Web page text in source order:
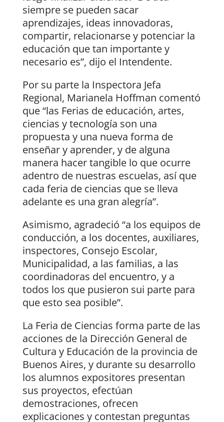
siempre se pueden sacar
aprendizajes, ideas innovadoras,
compartir, relacionarse y potenciar la
educación que tan importante y
necesario es”, dijo el Intendente.
Por su parte la Inspectora Jefa
Regional, Marianela Hoffman comentó
que “las Ferias de educación, artes,
ciencias y tecnología son una
propuesta y una nueva forma de
enseñar y aprender, y de alguna
manera hacer tangible lo que ocurre
adentro de nuestras escuelas, así que
cada feria de ciencias que se lleva
adelante es una gran alegría”.
Asimismo, agradeció “a los equipos de
conducción, a los docentes, auxiliares,
inspectores, Consejo Escolar,
Municipalidad, a las familias, a las
coordinadoras del encuentro, y a
todos los que pusieron sui parte para
que esto sea posible”.
La Feria de Ciencias forma parte de las
acciones de la Dirección General de
Cultura y Educación de la provincia de
Buenos Aires, y durante su desarrollo
los alumnos expositores presentan
sus proyectos, efectúan
demostraciones, ofrecen
explicaciones y contestan preguntas